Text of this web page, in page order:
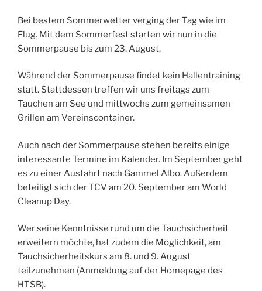
Bei bestem Sommerwetter verging der Tag wie im
Flug. Mit dem Sommerfest starten wir nun in die
Sommerpause bis zum 23. August.
Während der Sommerpause findet kein Hallentraining
statt. Stattdessen treffen wir uns freitags zum
Tauchen am See und mittwochs zum gemeinsamen
Grillen am Vereinscontainer.
Auch nach der Sommerpause stehen bereits einige
interessante Termine im Kalender. Im September geht
es zu einer Ausfahrt nach Gammel Albo. Außerdem
beteiligt sich der TCV am 20. September am World
Cleanup Day.
Wer seine Kenntnisse rund um die Tauchsicherheit
erweitern möchte, hat zudem die Möglichkeit, am
Tauchsicherheitskurs am 8. und 9. August
teilzunehmen (Anmeldung auf der Homepage des
HTSB).